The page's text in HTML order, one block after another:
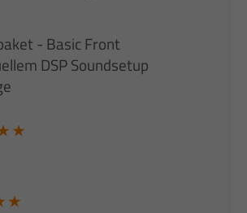
- Basic Front
DSP Soundsetup
★
★